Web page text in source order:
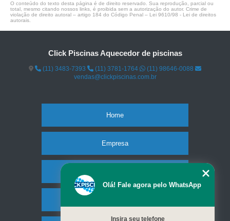
O conteúdo do texto desta página é de direito reservado. Sua reprodução, parcial ou
total, mesmo citando nossos links, é proibida sem a autorização do autor. Crime de
violação de direito autoral – artigo 184 do Código Penal – Lei 9610/98 - Lei de direitos
autorais
Click Piscinas Aquecedor de piscinas
(11) 3483-7393 (11) 3781-1764
(11) 98646-0088
vendas@clickpiscinas.com.br
Home
Empresa
Olá! Fale agora pelo WhatsApp
Insira seu telefone